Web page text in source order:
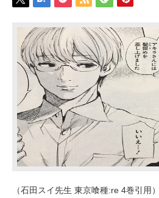
（石田スイ先生 東京喰種:re 4巻引用）